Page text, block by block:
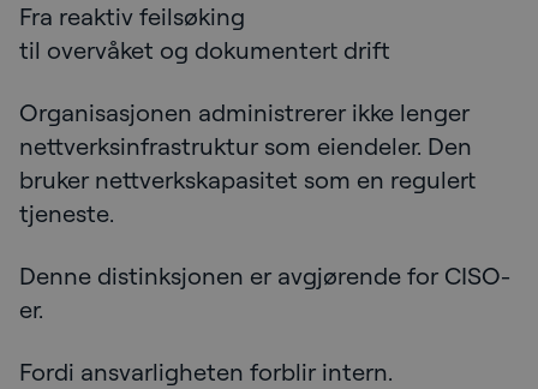
Fra reaktiv feilsøking
til overvåket og dokumentert drift
Organisasjonen administrerer ikke lenger
nettverksinfrastruktur som eiendeler. Den
bruker nettverkskapasitet som en regulert
tjeneste.
Denne distinksjonen er avgjørende for CISO-
er.
Fordi ansvarligheten forblir intern.